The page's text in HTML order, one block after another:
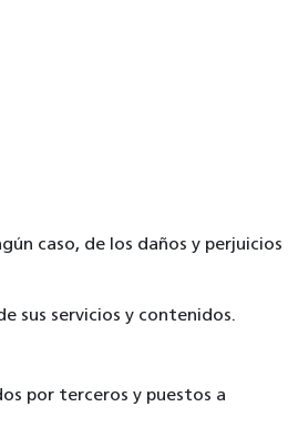
caso, de los daños y perjuicios
sus servicios y contenidos.
por terceros y puestos a